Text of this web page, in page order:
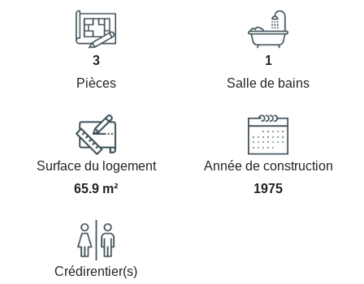
3
Pièces
1
Salle de bains
Surface du logement
65.9 m²
Année de construction
1975
Crédirentier(s)